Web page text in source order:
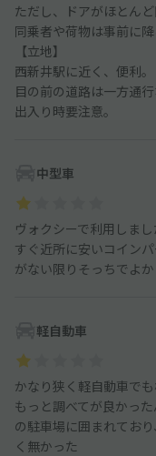
ただし、ドアがほとん
同乗者や荷物は事前に
【立地】
西新井駅に近く、便利。
目の前の道路は一方通行
出入り時要注意。
中型車
ヴォクシーで利用しま
すぐ近所に安いコイン
がない限りそっちでよ
軽自動車
かなり狭く軽自動車で
もっと調べてが良かっ
の駐車場に囲まれてお
く無かった